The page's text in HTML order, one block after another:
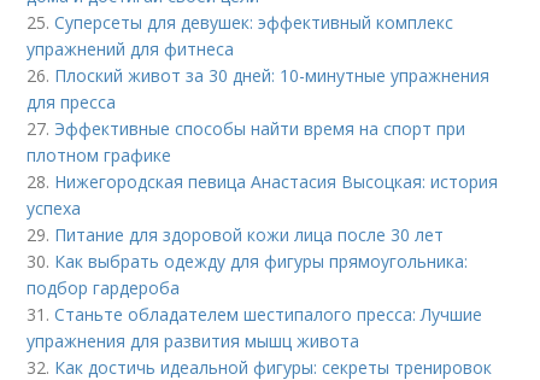
25.Суперсеты для девушек: эффективный комплекс
упражнений для фитнеса
26. Плоский живот за 30 дней: 10-минутные упражнения
для пресса
27. Эффективные способы найти время на спорт при
плотном графике
28. Нижегородская певица Анастасия Высоцкая: история
успеха
29. Питание для здоровой кожи лица после 30 лет
30. Как выбрать одежду для фигуры прямоугольника:
подбор гардероба
31.Станьте обладателем шестипалого пресса: Лучшие
упражнения для развития мышц живота
32. Как достичь идеальной фигуры: секреты тренировок